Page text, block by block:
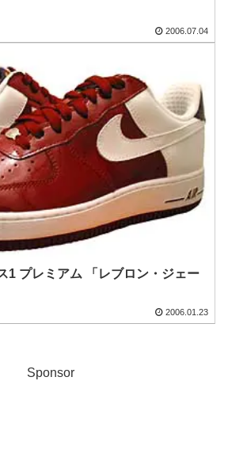
2006.07.04
1 プレミアム 「レブロン・ジェー
2006.01.23
Sponsor